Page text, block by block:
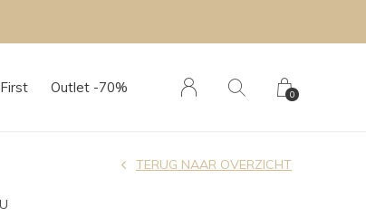
First Outlet -70% 0
TERUG NAAR OVERZICHT